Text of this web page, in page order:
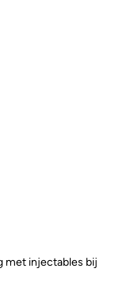
met injectables bij